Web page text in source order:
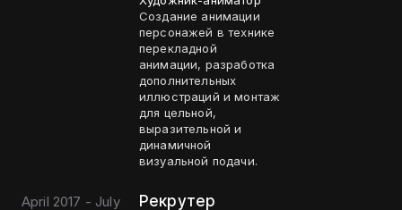
Создание анимации
персонажей в технике
перекладной
анимации, разработка
дополнительных
иллюстраций и монтаж
для цельной,
выразительной и
динамичной
визуальной подачи.
April 2017 - July Рекрутер